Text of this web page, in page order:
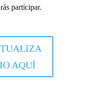
participar.
AQUÍ